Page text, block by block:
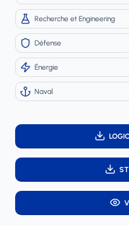
Recherche et Engineering
Défense
Énergie
Naval